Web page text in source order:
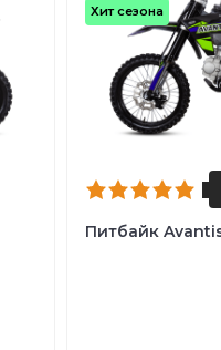
Хит сезона
Питбайк